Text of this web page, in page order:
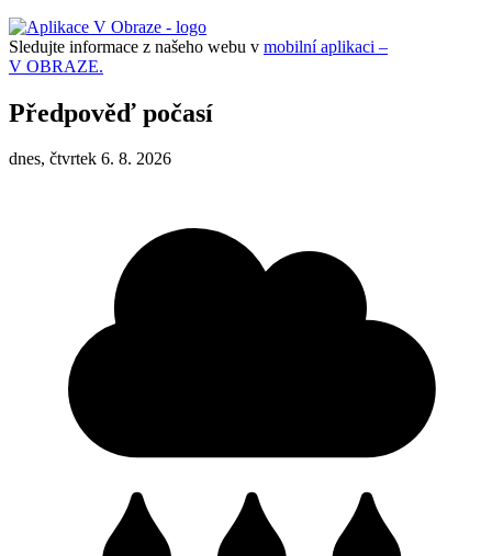
Sledujte informace z našeho webu v mobilní aplikaci –
V OBRAZE.
Předpověď počasí
dnes, čtvrtek 6. 8. 2026